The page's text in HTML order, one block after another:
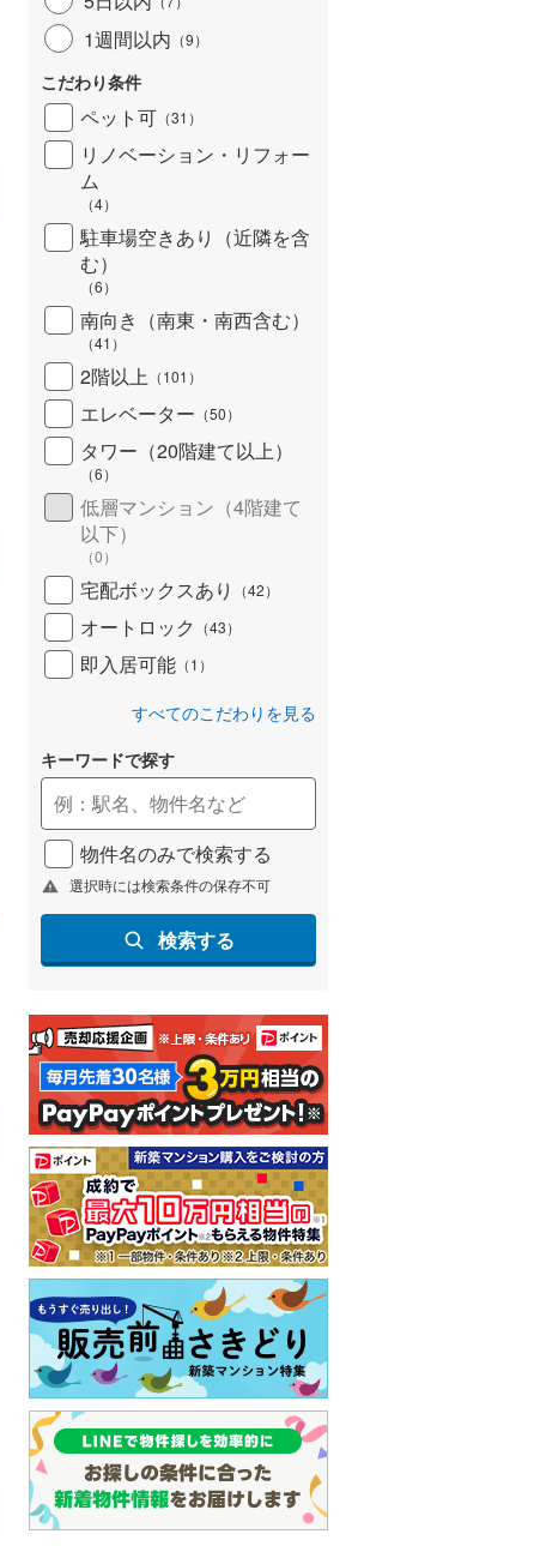
1週間以内 （9）
こだわり条件
ペット可 （31 ）
リノベーション・リフォー
ム
（4）
駐車場空きあり（近隣を含
む）
（6）
南向き（南東・南西含む）
（41 ）
2階以上 （101 ）
エレベーター （50）
タワー（20階建て以上）
（6）
低層マンション（4階建て
以下）
（0）
宅配ボックスあり （42）
オートロック （43）
即入居可能 （1 ）
すべてのこだわりを見る
キーワードで探す
物件名のみで検索する
選択時には検索条件の保存不可
検索する